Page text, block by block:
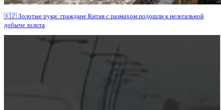
🇰🇿 Золотые руки: граждане Китая с размахом подошли к нелегальной
добыче золота